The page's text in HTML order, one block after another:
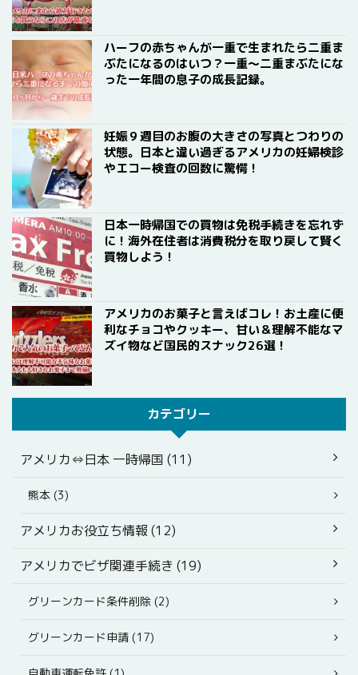
ハーフの赤ちゃんが一重で生まれたら二重ま
ぶたになるのはいつ？一重〜二重まぶたにな
った一年間の息子の成長記録。
妊娠９週目のお腹の大きさの写真とつわりの
状態。日本と違い過ぎるアメリカの妊婦検診
やエコー検査の回数に驚愕！
日本一時帰国での買物は免税手続きを忘れず
に！海外在住者は消費税分を取り戻して賢く
買物しよう！
アメリカのお菓子と言えばコレ！お土産に便
利なチョコやクッキー、甘い＆理解不能なマ
ズイ物など国民的スナック26選！
カテゴリー
アメリカ⇔日本 一時帰国 (11)
熊本 (3)
アメリカお役立ち情報 (12)
アメリカでビザ関連手続き (19)
グリーンカード条件削除 (2)
グリーンカード申請 (17)